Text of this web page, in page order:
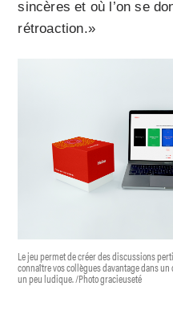
sincères et où l’on se
rétroaction.»
Le jeu permet de créer des discussions
connaître vos collègues davantage dans
un peu ludique. /Photo gracieuseté